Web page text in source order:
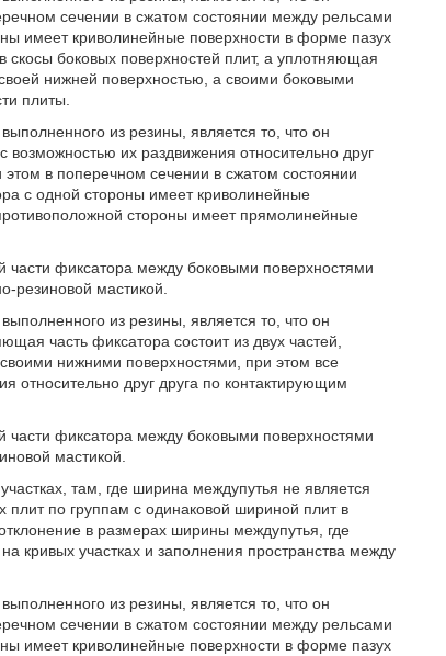
сечении в сжатом состоянии между рельсами
имеет криволинейные поверхности в форме пазух
боковых поверхностей плит, а уплотняющая
нижней поверхностью, а своими боковыми
плиты.
из резины, является то, что он
их раздвижения относительно друг
в поперечном сечении в сжатом состоянии
с одной стороны имеет криволинейные
стороны имеет прямолинейные
части фиксатора между боковыми поверхностями
резиновой мастикой.
из резины, является то, что он
часть фиксатора состоит из двух частей,
нижними поверхностями, при этом все
относительно друг друга по контактирующим
части фиксатора между боковыми поверхностями
мастикой.
там, где ширина междупутья не является
плит по группам с одинаковой шириной плит в
в размерах ширины междупутья, где
кривых участках и заполнения пространства между
из резины, является то, что он
сечении в сжатом состоянии между рельсами
имеет криволинейные поверхности в форме пазух